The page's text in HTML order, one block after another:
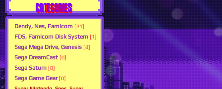
CATEGORIES
Dendy, Nes, Famicom [21]
FDS, Famicom Disk System [1]
Sega Mega Drive, Genesis [8]
Sega DreamCast [0]
Sega Saturn [0]
Sega Game Gear [0]